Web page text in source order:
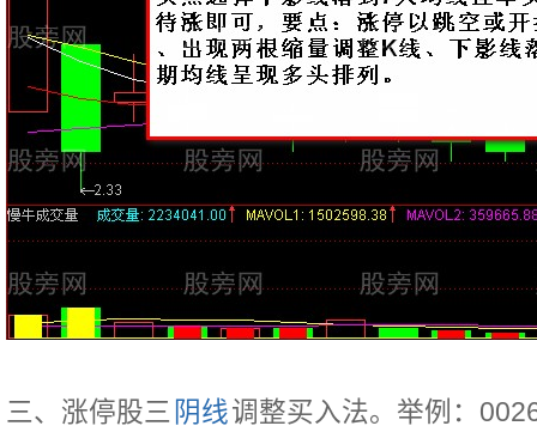
三、涨停股三 阴线调整买入法。举例：